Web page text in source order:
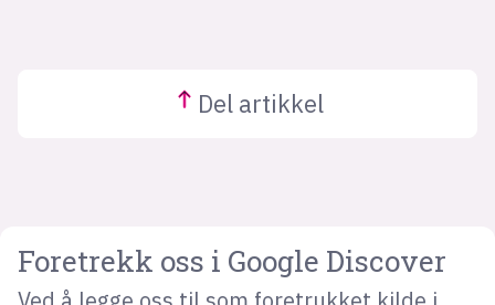
Del artikkel
Foretrekk oss i Google Discover